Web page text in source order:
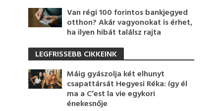
Van régi 100 forintos bankjegyed
otthon? Akár vagyonokat is érhet,
ha ilyen hibát találsz rajta
LEGFRISSEBB CIKKEINK
Máig gyászolja két elhunyt
csapattársát Hegyesi Réka: így él
ma a C’est la vie egykori
énekesnője